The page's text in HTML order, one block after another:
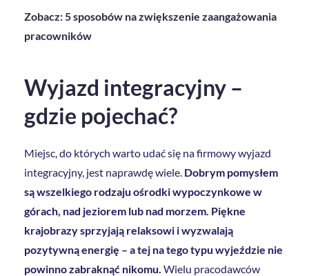
Zobacz: 5 sposobów na zwiększenie zaangażowania
pracowników
Wyjazd integracyjny –
gdzie pojechać?
Miejsc, do których warto udać się na firmowy wyjazd
integracyjny, jest naprawdę wiele. Dobrym pomysłem
są wszelkiego rodzaju ośrodki wypoczynkowe w
górach, nad jeziorem lub nad morzem. Piękne
krajobrazy sprzyjają relaksowi i wyzwalają
pozytywną energię – a tej na tego typu wyjeździe nie
powinno zabraknąć nikomu. Wielu pracodawców